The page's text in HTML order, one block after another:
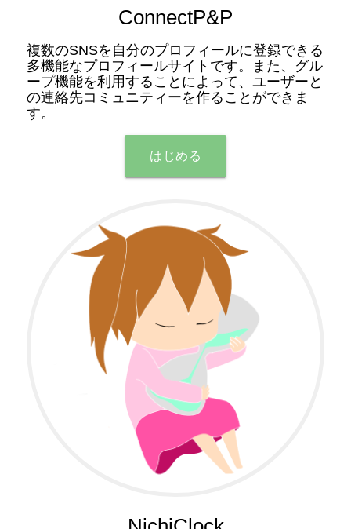
ConnectP&P
複数のSNSを自分のプロフィールに登録できる
多機能なプロフィールサイトです。また、グル
ープ機能を利用することによって、ユーザーと
の連絡先コミュニティーを作ることができま
す。
はじめる